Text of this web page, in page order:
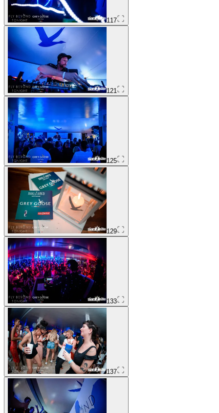
117
121
125
129
133
137